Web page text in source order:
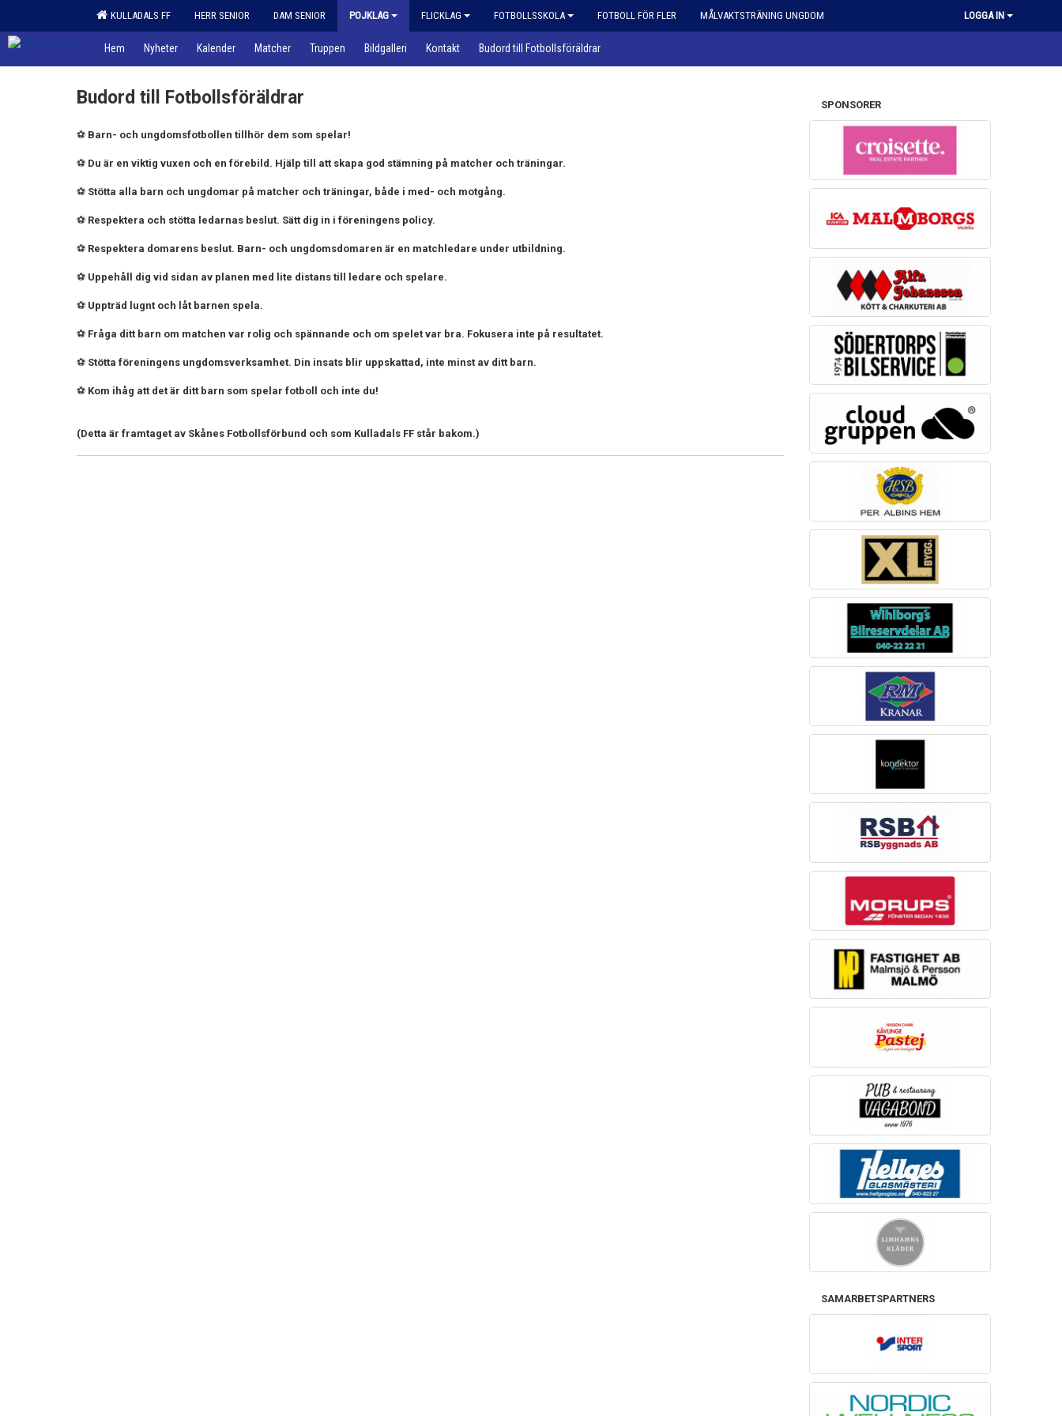
KULLADALS FF HERR SENIOR DAM SENIOR POJKLAG FLICKLAG FOTBOLLSSKOLA FOTBOLL FÖR FLER MÅLVAKTSTRÄNING UNGDOM LOGGA IN
Hem Nyheter Kalender Matcher Truppen Bildgalleri Kontakt Budord till Fotbollsföräldrar
Budord till Fotbollsföräldrar
⚽️ Barn- och ungdomsfotbollen tillhör dem som spelar!
⚽️ Du är en viktig vuxen och en förebild. Hjälp till att skapa god stämning på matcher och träningar.
⚽️ Stötta alla barn och ungdomar på matcher och träningar, både i med- och motgång.
⚽️ Respektera och stötta ledarnas beslut. Sätt dig in i föreningens policy.
⚽️ Respektera domarens beslut. Barn- och ungdomsdomaren är en matchledare under utbildning.
⚽️ Uppehåll dig vid sidan av planen med lite distans till ledare och spelare.
⚽️ Uppträd lugnt och låt barnen spela.
⚽️ Fråga ditt barn om matchen var rolig och spännande och om spelet var bra. Fokusera inte på resultatet.
⚽️ Stötta föreningens ungdomsverksamhet. Din insats blir uppskattad, inte minst av ditt barn.
⚽️ Kom ihåg att det är ditt barn som spelar fotboll och inte du!
(Detta är framtaget av Skånes Fotbollsförbund och som Kulladals FF står bakom.)
SPONSORER
SAMARBETSPARTNERS